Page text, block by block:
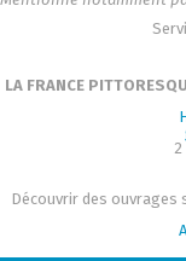
LA FRANCE
Découvrir des